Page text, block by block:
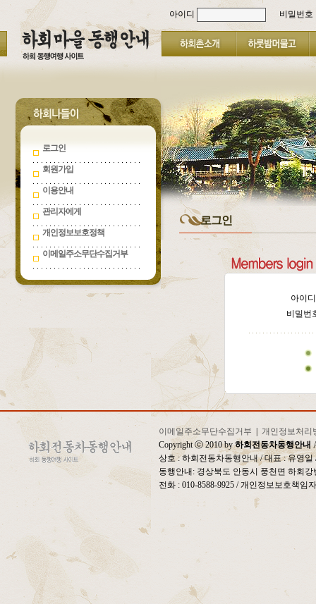
로그인
회원가입
이용안내
관리자에게
개인정보보호정책
이메일주소무단수집거부
아이디 비밀번호
로그인
아이디
비밀번
이메일주소무단수집거부
개인정보처리
Copyright ⓒ 2010 by하회전동차동행안내
상호 : 하회전동차동행안내 / 대표 : 유영
동행안내: 경상북도 안동시 풍천면 하회
전화 : 010-8588-9925 / 개인정보보호책임